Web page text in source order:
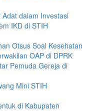
dalam Investasi
IKD di STIH
Otsus Soal Kesehatan
OAP di DPRK
Pemuda Gereja di
Mini STIH
di Kabupaten